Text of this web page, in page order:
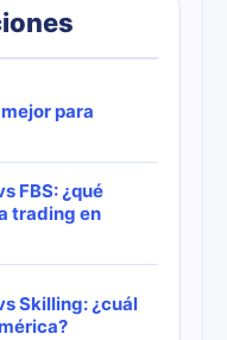
para
FBS: ¿qué
trading en
Skilling: ¿cuál